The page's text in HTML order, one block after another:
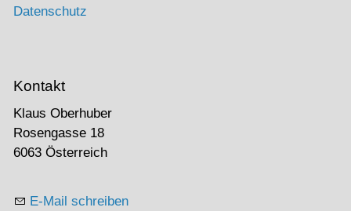
Datenschutz
Kontakt
Klaus Oberhuber
Rosengasse 18
6063 Österreich
E-Mail schreiben